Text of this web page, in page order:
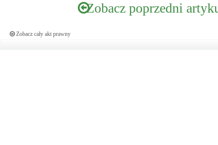
Zobacz poprzedni
Zobacz cały akt prawny